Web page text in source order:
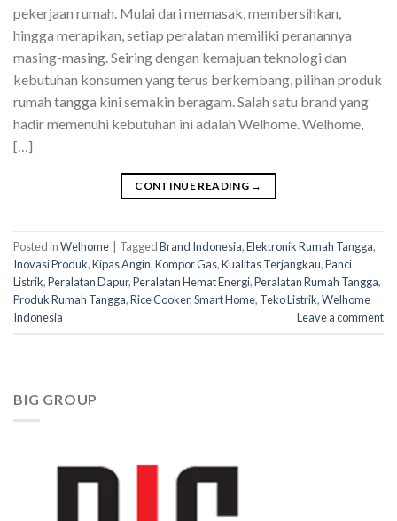
pekerjaan rumah. Mulai dari memasak, membersihkan,
hingga merapikan, setiap peralatan memiliki peranannya
masing-masing. Seiring dengan kemajuan teknologi dan
kebutuhan konsumen yang terus berkembang, pilihan produk
rumah tangga kini semakin beragam. Salah satu brand yang
hadir memenuhi kebutuhan ini adalah Welhome. Welhome,
[…]
CONTINUE READING →
Posted inWelhome TaggedBrand Indonesia,Elektronik Rumah Tangga,
Inovasi Produk,Kipas Angin,Kompor Gas,Kualitas Terjangkau,Panci
Listrik,Peralatan Dapur,Peralatan Hemat Energi,Peralatan Rumah Tangga,
Produk Rumah Tangga,Rice Cooker,Smart Home, Teko Listrik,Welhome
Indonesia
Leave a comment
BIG GROUP